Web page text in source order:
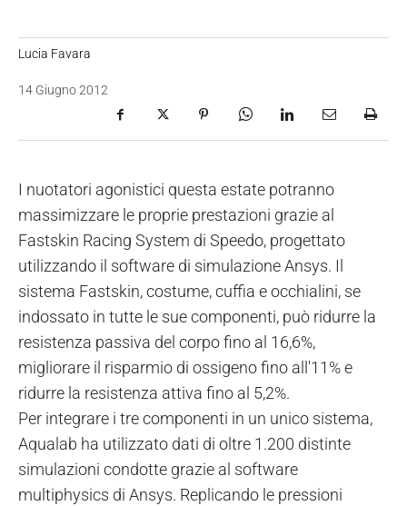
Lucia Favara
14 Giugno 2012
I nuotatori agonistici questa estate potranno
massimizzare le proprie prestazioni grazie al
Fastskin Racing System di Speedo, progettato
utilizzando il software di simulazione Ansys. Il
sistema Fastskin, costume, cuffia e occhialini, se
indossato in tutte le sue componenti, può ridurre la
resistenza passiva del corpo fino al 16,6%,
migliorare il risparmio di ossigeno fino all'11% e
ridurre la resistenza attiva fino al 5,2%.
Per integrare i tre componenti in un unico sistema,
Aqualab ha utilizzato dati di oltre 1.200 distinte
simulazioni condotte grazie al software
multiphysics di Ansys. Replicando le pressioni